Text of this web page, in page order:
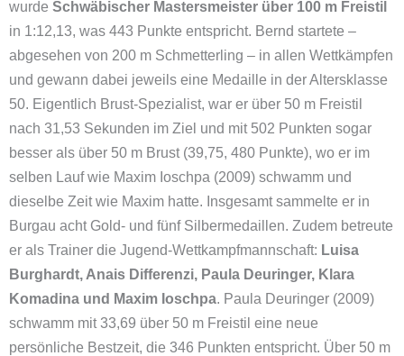
wurde Schwäbischer Mastersmeister über 100 m Freistil
in 1:12,13, was 443 Punkte entspricht. Bernd startete –
abgesehen von 200 m Schmetterling – in allen Wettkämpfen
und gewann dabei jeweils eine Medaille in der Altersklasse
50. Eigentlich Brust-Spezialist, war er über 50 m Freistil
nach 31,53 Sekunden im Ziel und mit 502 Punkten sogar
besser als über 50 m Brust (39,75, 480 Punkte), wo er im
selben Lauf wie Maxim Ioschpa (2009) schwamm und
dieselbe Zeit wie Maxim hatte. Insgesamt sammelte er in
Burgau acht Gold- und fünf Silbermedaillen. Zudem betreute
er als Trainer die Jugend-Wettkampfmannschaft: Luisa
Burghardt, Anais Differenzi, Paula Deuringer, Klara
Komadina und Maxim Ioschpa. Paula Deuringer (2009)
schwamm mit 33,69 über 50 m Freistil eine neue
persönliche Bestzeit, die 346 Punkten entspricht. Über 50 m